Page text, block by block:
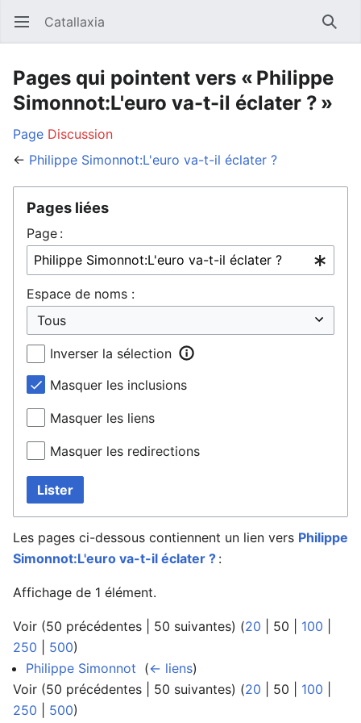
Ouvrir le menu principal Catallaxia
Pages qui pointent vers « Philippe
Simonnot:L'euro va-t-il éclater ? »
Page Discussion
← Philippe Simonnot:L'euro va-t-il éclater ?
Pages liées
Page :
Espace de noms :
Inverser la sélection
Masquer les inclusions
Masquer les liens
Masquer les redirections
Lister
Les pages ci-dessous contiennent un lien vers Philippe
Simonnot:L'euro va-t-il éclater ? :
Affichage de 1 élément.
Voir (50 précédentes 50 suivantes) (20 50 100
250
500)
Philippe Simonnot (← liens)
Voir (50 précédentes 50 suivantes) (20 50 100
250
500)